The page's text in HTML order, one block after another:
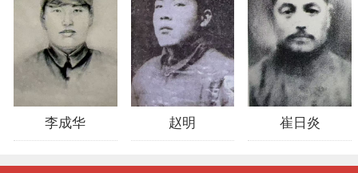
李成华 赵明 崔日炎